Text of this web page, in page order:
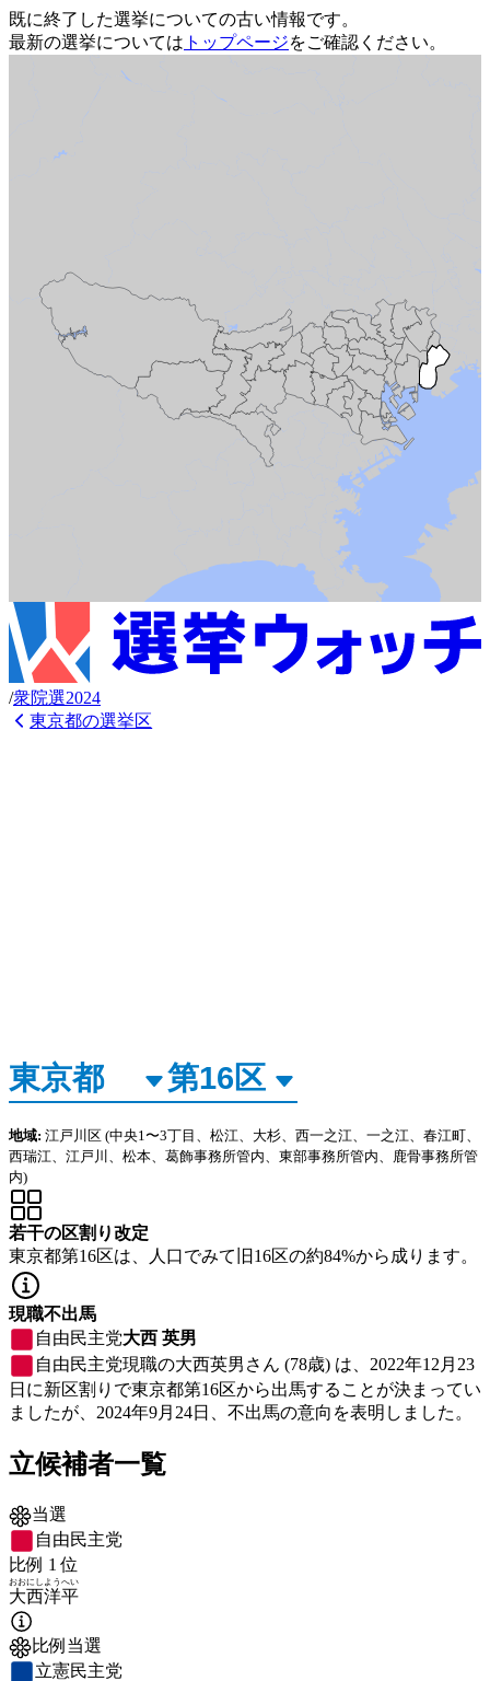
既に終了した選挙についての古い情報です。
最新の選挙については トップページをご確認ください。
/衆院選2024
東京都の選挙区
地域: 江戸川区 (中央1〜3丁目、松江、大杉、西一之江、一之江、春江町、
西瑞江、江戸川、松本、葛飾事務所管内、東部事務所管内、鹿骨事務所管
内)
若干の区割り改定
東京都第16区は、人口でみて旧16区の約84%から成ります。
現職不出馬
自由民主党大西 英男
自由民主党現職の大西英男さん (78歳) は、2022年12月23
日に新区割りで東京都第16区から出馬することが決まってい
ましたが、2024年9月24日、不出馬の意向を表明しました。
立候補者一覧
当選
自由民主党
比例 1 位
大西
おおにし
洋平
ようへい
比例当選
立憲民主党